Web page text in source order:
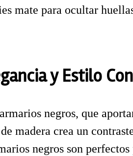
mate para ocultar
y Estilo
negros, que
madera crea un
negros son